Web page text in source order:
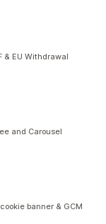
& EU Withdrawal
and Carousel
banner & GCM